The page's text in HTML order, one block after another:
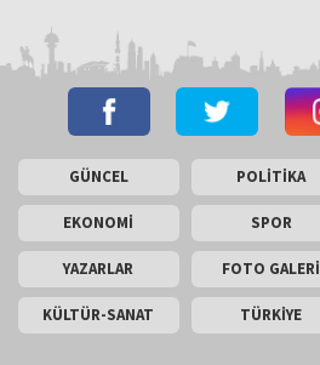
GÜNCEL POLİTİKA
EKONOMİ SPOR
YAZARLAR FOTO GALERİ
KÜLTÜR-SANAT TÜRKİYE